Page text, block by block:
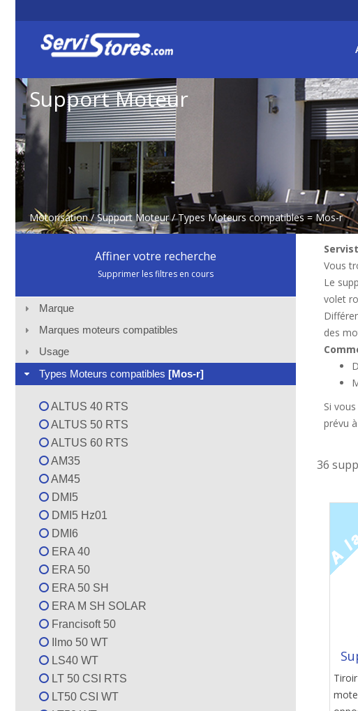
Support Moteur
Motorisation /Support Moteur / Types Moteurs compatibles = Mos-r
Affiner votre recherche
Supprimer les filtres en cours
Marque
Marques moteurs compatibles
Usage
Types Moteurs compatibles [Mos-r]
ALTUS 40 RTS
ALTUS 50 RTS
ALTUS 60 RTS
AM35
AM45
DMI5
DMI5 Hz01
DMI6
ERA 40
ERA 50
ERA 50 SH
ERA M SH SOLAR
Francisoft 50
Ilmo 50 WT
LS40 WT
LT 50 CSI RTS
LT50 CSI WT
Vous
Le
volet
des
Si
prévu
36